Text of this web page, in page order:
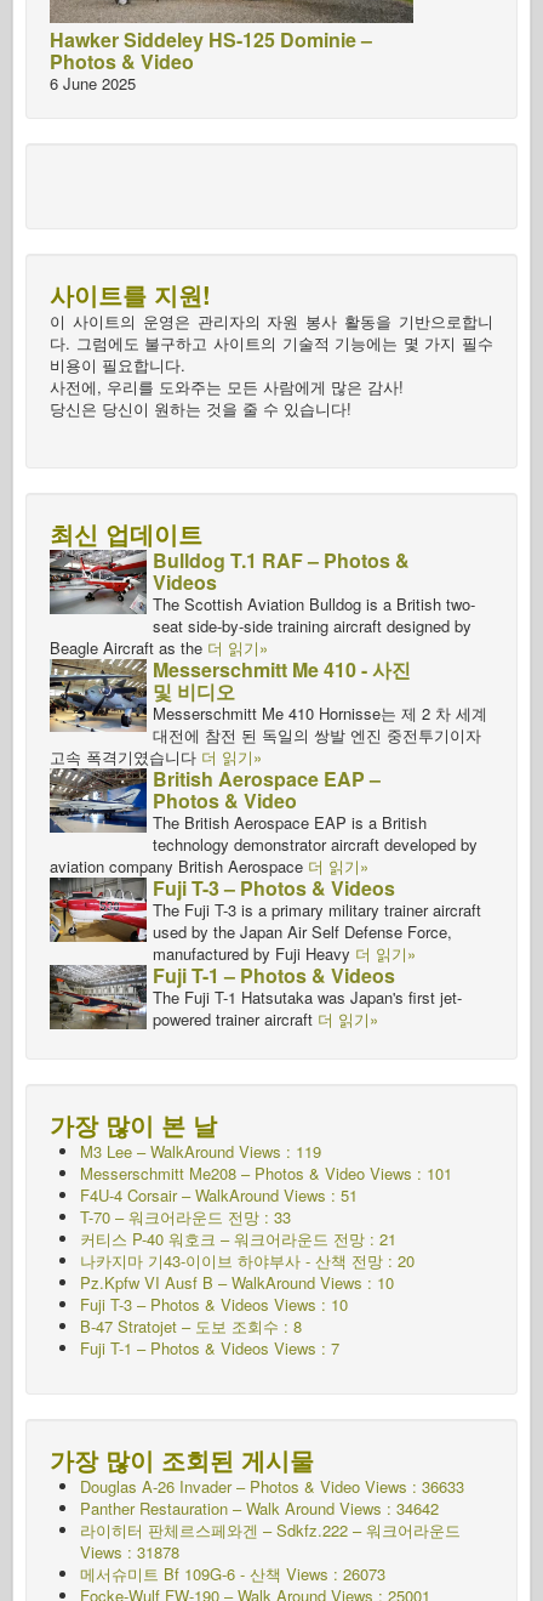
Hawker Siddeley HS-125 Dominie –
Photos & Video
6 June 2025
사이트를 지원!
이 사이트의 운영은 관리자의 자원 봉사 활동을 기반으로합니
다. 그럼에도 불구하고 사이트의 기술적 기능에는 몇 가지 필수
비용이 필요합니다.
사전에, 우리를 도와주는 모든 사람에게 많은 감사!
당신은 당신이 원하는 것을 줄 수 있습니다!
최신 업데이트
Bulldog T.1 RAF – Photos &
Videos
The Scottish Aviation Bulldog is a British two-
seat side-by-side training aircraft designed by
Beagle Aircraft as the 더 읽기»
Messerschmitt Me 410 - 사진
및 비디오
Messerschmitt Me 410 Hornisse는 제 2 차 세계
대전에 참전 된 독일의 쌍발 엔진 중전투기이자
고속 폭격기였습니다 더 읽기»
British Aerospace EAP –
Photos & Video
The British Aerospace EAP is a British
technology demonstrator aircraft developed by
aviation company British Aerospace 더 읽기»
Fuji T-3 – Photos & Videos
The Fuji T-3 is a primary military trainer aircraft
used by the Japan Air Self Defense Force,
manufactured by Fuji Heavy 더 읽기»
Fuji T-1 – Photos & Videos
The Fuji T-1 Hatsutaka was Japan's first jet-
powered trainer aircraft 더 읽기»
가장 많이 본 날
M3 Lee – WalkAround Views : 119
Messerschmitt Me208 – Photos & Video Views : 101
F4U-4 Corsair – WalkAround Views : 51
T-70 – 워크어라운드 전망 : 33
커티스 P-40 워호크 – 워크어라운드 전망 : 21
나카지마 기43-이이브 하야부사 - 산책 전망 : 20
Pz.Kpfw VI Ausf B – WalkAround Views : 10
Fuji T-3 – Photos & Videos Views : 10
B-47 Stratojet – 도보 조회수 : 8
Fuji T-1 – Photos & Videos Views : 7
가장 많이 조회된 게시물
Douglas A-26 Invader – Photos & Video Views : 36633
Panther Restauration – Walk Around Views : 34642
라이히터 판체르스페와겐 – Sdkfz.222 – 워크어라운드
Views : 31878
메서슈미트 Bf 109G-6 - 산책 Views : 26073
Focke-Wulf FW-190 – Walk Around Views : 25001